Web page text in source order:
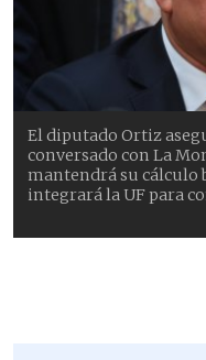
El diputado Ortiz
conversado con La
mantendrá su cálculo
integrará la UF para